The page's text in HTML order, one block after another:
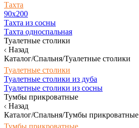
Тахта
90х200
Тахта из сосны
Тахта односпальная
Туалетные столики
Назад
Каталог/Спальня/Туалетные столики
Туалетные столики
Туалетные столики из дуба
Туалетные столики из сосны
Тумбы прикроватные
Назад
Каталог/Спальня/Тумбы прикроватные
Тумбы прикроватные